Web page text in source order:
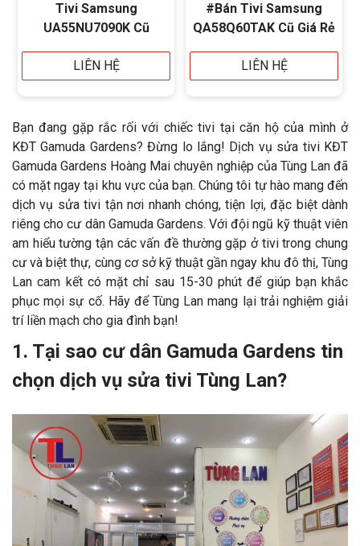
Tivi Samsung
UA55NU7090K Cũ
LIÊN HỆ
#Bán Tivi Samsung
QA58Q60TAK Cũ Giá Rẻ
LIÊN HỆ
Bạn đang gặp rắc rối với chiếc tivi tại căn hộ của mình ở
KĐT Gamuda Gardens? Đừng lo lắng! Dịch vụ sửa tivi KĐT
Gamuda Gardens Hoàng Mai chuyên nghiệp của Tùng Lan đã
có mặt ngay tại khu vực của bạn. Chúng tôi tự hào mang đến
dịch vụ sửa tivi tận nơi nhanh chóng, tiện lợi, đặc biệt dành
riêng cho cư dân Gamuda Gardens. Với đội ngũ kỹ thuật viên
am hiểu tường tận các vấn đề thường gặp ở tivi trong chung
cư và biệt thự, cùng cơ sở kỹ thuật gần ngay khu đô thị, Tùng
Lan cam kết có mặt chỉ sau 15-30 phút để giúp bạn khắc
phục mọi sự cố. Hãy để Tùng Lan mang lại trải nghiệm giải
trí liền mạch cho gia đình bạn!
1. Tại sao cư dân Gamuda Gardens tin
chọn dịch vụ sửa tivi Tùng Lan?